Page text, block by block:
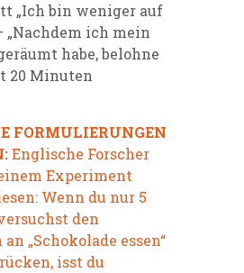
„Ich bin weniger auf
„Nachdem ich mein
habe, belohne
20 Minuten
FORMULIERUNGEN
Englische Forscher
Experiment
Wenn du nur 5
den
„Schokolade essen“
isst du